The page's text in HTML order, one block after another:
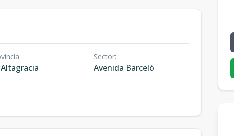
:
Altagracia
Sector:
Avenida Barceló